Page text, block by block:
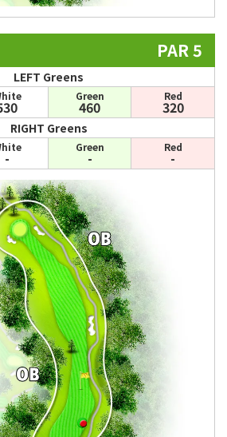
PAR 5
LEFT Greens
Green
460
Red
320
RIGHT Greens
-
Green
-
Red
-